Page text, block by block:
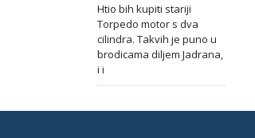
Htio bih kupiti stariji
Torpedo motor s dva
cilindra. Takvih je puno u
brodicama diljem Jadrana,
i i